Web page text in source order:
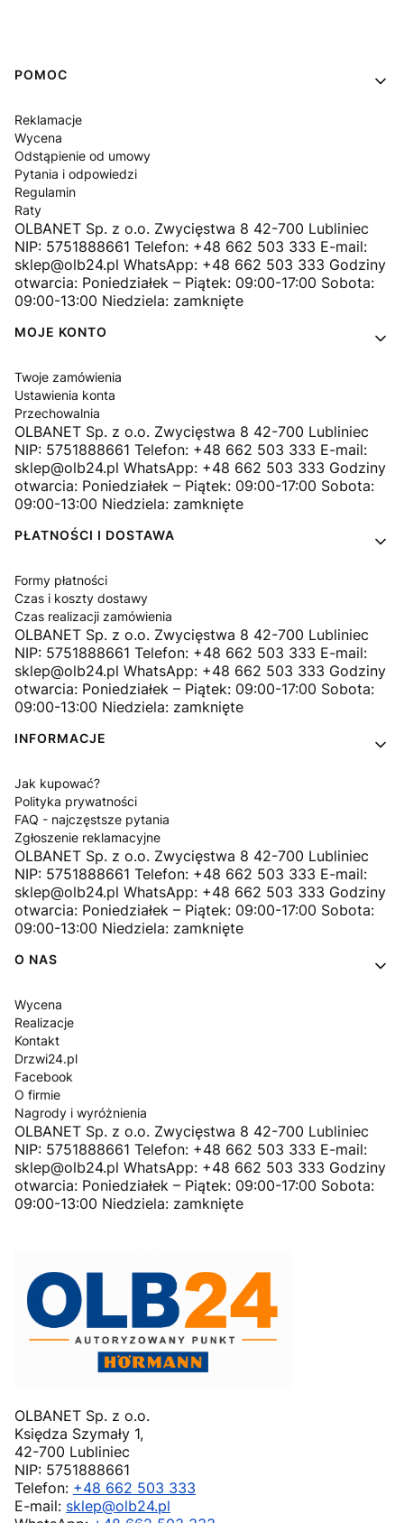
Linki w stopce
POMOC
Reklamacje
Wycena
Odstąpienie od umowy
Pytania i odpowiedzi
Regulamin
Raty
OLBANET Sp. z o.o. Zwycięstwa 8 42-700 Lubliniec
NIP: 5751888661 Telefon: +48 662 503 333 E-mail:
sklep@olb24.pl WhatsApp: +48 662 503 333 Godziny
otwarcia: Poniedziałek – Piątek: 09:00-17:00 Sobota:
09:00-13:00 Niedziela: zamknięte
MOJE KONTO
Twoje zamówienia
Ustawienia konta
Przechowalnia
OLBANET Sp. z o.o. Zwycięstwa 8 42-700 Lubliniec
NIP: 5751888661 Telefon: +48 662 503 333 E-mail:
sklep@olb24.pl WhatsApp: +48 662 503 333 Godziny
otwarcia: Poniedziałek – Piątek: 09:00-17:00 Sobota:
09:00-13:00 Niedziela: zamknięte
PŁATNOŚCI I DOSTAWA
Formy płatności
Czas i koszty dostawy
Czas realizacji zamówienia
OLBANET Sp. z o.o. Zwycięstwa 8 42-700 Lubliniec
NIP: 5751888661 Telefon: +48 662 503 333 E-mail:
sklep@olb24.pl WhatsApp: +48 662 503 333 Godziny
otwarcia: Poniedziałek – Piątek: 09:00-17:00 Sobota:
09:00-13:00 Niedziela: zamknięte
INFORMACJE
Jak kupować?
Polityka prywatności
FAQ - najczęstsze pytania
Zgłoszenie reklamacyjne
OLBANET Sp. z o.o. Zwycięstwa 8 42-700 Lubliniec
NIP: 5751888661 Telefon: +48 662 503 333 E-mail:
sklep@olb24.pl WhatsApp: +48 662 503 333 Godziny
otwarcia: Poniedziałek – Piątek: 09:00-17:00 Sobota:
09:00-13:00 Niedziela: zamknięte
O NAS
Wycena
Realizacje
Kontakt
Drzwi24.pl
Facebook
O firmie
Nagrody i wyróżnienia
OLBANET Sp. z o.o. Zwycięstwa 8 42-700 Lubliniec
NIP: 5751888661 Telefon: +48 662 503 333 E-mail:
sklep@olb24.pl WhatsApp: +48 662 503 333 Godziny
otwarcia: Poniedziałek – Piątek: 09:00-17:00 Sobota:
09:00-13:00 Niedziela: zamknięte
OLBANET Sp. z o.o.
Księdza Szymały 1,
42-700 Lubliniec
NIP: 5751888661
Telefon: +48 662 503 333
E-mail: sklep@olb24.pl